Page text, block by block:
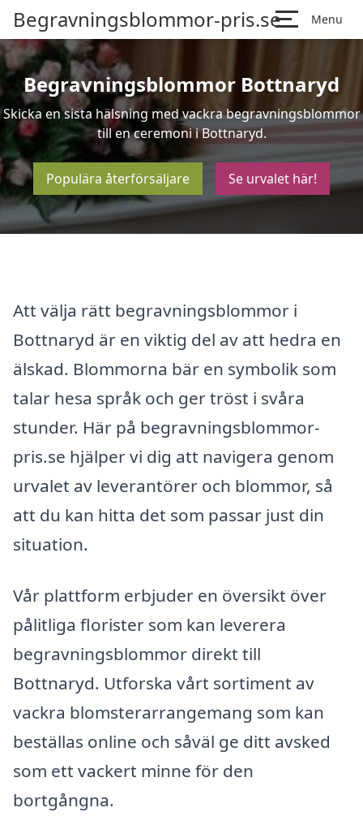
Begravningsblommor-pris.se Menu
Begravningsblommor Bottnaryd
Skicka en sista hälsning med vackra begravningsblommor
till en ceremoni i Bottnaryd.
Populära återförsäljare Se urvalet här!
Att välja rätt begravningsblommor i
Bottnaryd är en viktig del av att hedra en
älskad. Blommorna bär en symbolik som
talar hesa språk och ger tröst i svåra
stunder. Här på begravningsblommor-
pris.se hjälper vi dig att navigera genom
urvalet av leverantörer och blommor, så
att du kan hitta det som passar just din
situation.
Vår plattform erbjuder en översikt över
pålitliga florister som kan leverera
begravningsblommor direkt till
Bottnaryd. Utforska vårt sortiment av
vackra blomsterarrangemang som kan
beställas online och såväl ge ditt avsked
som ett vackert minne för den
bortgångna.